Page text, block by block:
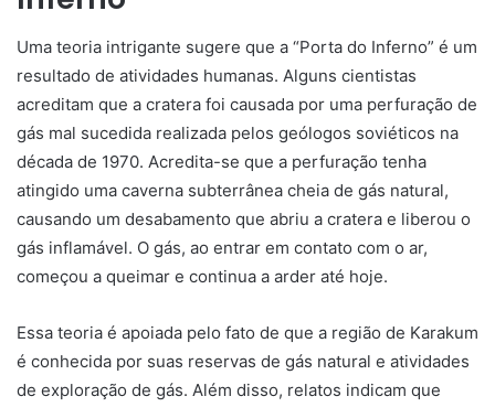
Uma teoria intrigante sugere que a “Porta do Inferno” é um
resultado de atividades humanas. Alguns cientistas
acreditam que a cratera foi causada por uma perfuração de
gás mal sucedida realizada pelos geólogos soviéticos na
década de 1970. Acredita-se que a perfuração tenha
atingido uma caverna subterrânea cheia de gás natural,
causando um desabamento que abriu a cratera e liberou o
gás inflamável. O gás, ao entrar em contato com o ar,
começou a queimar e continua a arder até hoje.
Essa teoria é apoiada pelo fato de que a região de Karakum
é conhecida por suas reservas de gás natural e atividades
de exploração de gás. Além disso, relatos indicam que